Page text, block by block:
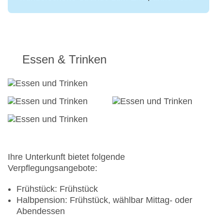
Essen & Trinken
Ihre Unterkunft bietet folgende
Verpflegungsangebote:
Frühstück: Frühstück
Halbpension: Frühstück, wählbar Mittag- oder
Abendessen